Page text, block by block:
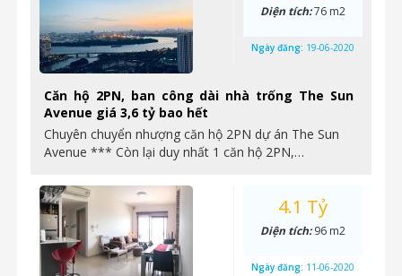
Căn hộ 2PN, ban công dài nhà trống The Sun
Avenue giá 3,6 tỷ bao hết
Chuyên chuyển nhượng căn hộ 2PN dự án The Sun
Avenue *** Còn lại duy nhất 1 căn hộ 2PN,…
Diện tích:76 m2
Ngày đăng: 19-06-2020
4.1 Tỷ
Diện tích:96 m2
Ngày đăng: 11-06-2020